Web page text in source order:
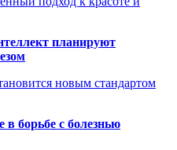
планируют
новым стандартом
борьбе с болезнью